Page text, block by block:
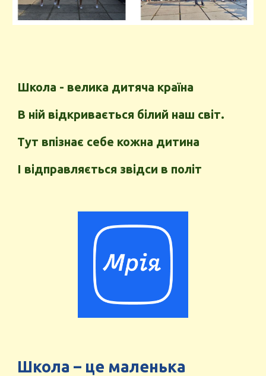
Школа - велика дитяча країна
В ній відкривається білий наш світ.
Тут впізнає себе кожна дитина
І відправляється звідси в політ
Школа – це маленька